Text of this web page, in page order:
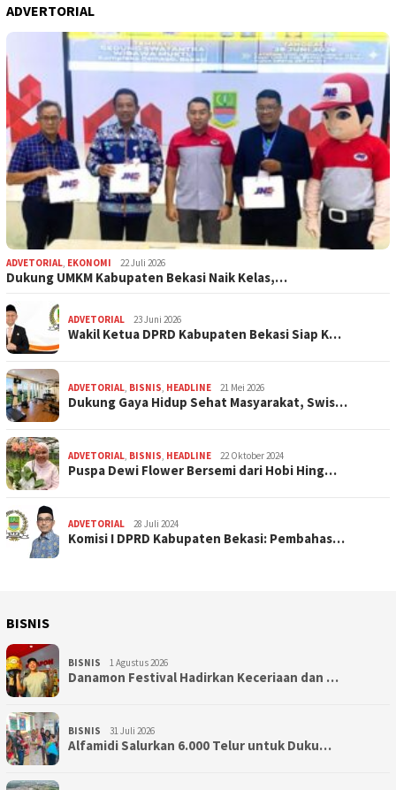
ADVERTORIAL
ADVETORIAL, EKONOMI 22 Juli 2026
Dukung UMKM Kabupaten Bekasi Naik Kelas,…
ADVETORIAL 23 Juni 2026
Wakil Ketua DPRD Kabupaten Bekasi Siap K…
ADVETORIAL, BISNIS, HEADLINE 21 Mei 2026
Dukung Gaya Hidup Sehat Masyarakat, Swis…
ADVETORIAL, BISNIS, HEADLINE 22 Oktober 2024
Puspa Dewi Flower Bersemi dari Hobi Hing…
ADVETORIAL 28 Juli 2024
Komisi I DPRD Kabupaten Bekasi: Pembahas…
BISNIS
BISNIS 1 Agustus 2026
Danamon Festival Hadirkan Keceriaan dan …
BISNIS 31 Juli 2026
Alfamidi Salurkan 6.000 Telur untuk Duku…